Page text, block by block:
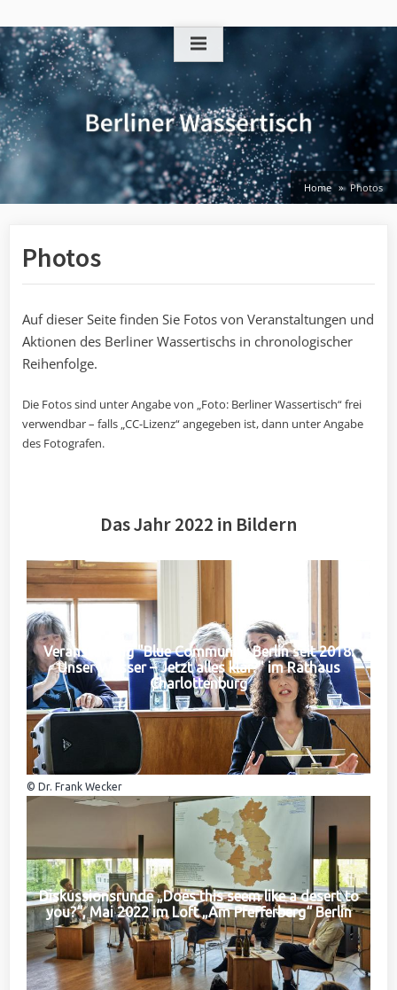
to
content
Home Photos
Photos
Auf dieser Seite finden Sie Fotos von Veranstaltungen und
Aktionen des Berliner Wassertischs in chronologischer
Reihenfolge.
Die Fotos sind unter Angabe von „Foto: Berliner Wassertisch“ frei
verwendbar – falls „CC-Lizenz“ angegeben ist, dann unter Angabe
des Fotografen.
Das Jahr 2022 in Bildern
Veranstaltung "Blue Community Berlin seit 2018:
Unser Wasser – Jetzt alles klar?" im Rathaus
Charlottenburg
© Dr. Frank Wecker
Diskussionsrunde „Does this seem like a desert to
you?“, Mai 2022 im Loft „Am Pfefferberg“ Berlin